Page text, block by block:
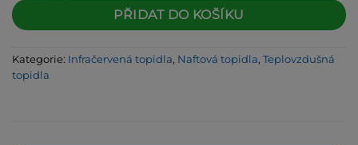
PŘIDAT DO KOŠÍKU
Kategorie: Infračervená topidla, Naftová topidla, Teplovzdušná
topidla